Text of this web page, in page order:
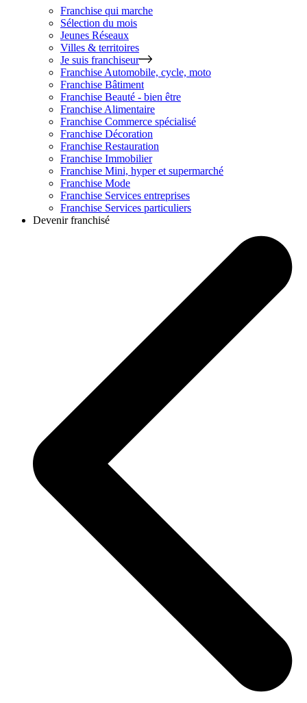
Franchise qui marche
Sélection du mois
Jeunes Réseaux
Villes & territoires
Je suis franchiseur
Franchise Automobile, cycle, moto
Franchise Bâtiment
Franchise Beauté - bien être
Franchise Alimentaire
Franchise Commerce spécialisé
Franchise Décoration
Franchise Restauration
Franchise Immobilier
Franchise Mini, hyper et supermarché
Franchise Mode
Franchise Services entreprises
Franchise Services particuliers
Devenir franchisé